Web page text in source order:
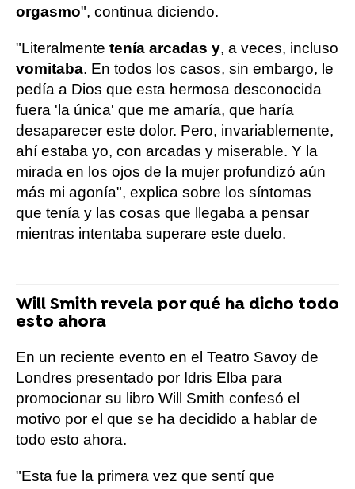
orgasmo", continua diciendo.
"Literalmente tenía arcadas y, a veces, incluso
vomitaba. En todos los casos, sin embargo, le
pedía a Dios que esta hermosa desconocida
fuera 'la única' que me amaría, que haría
desaparecer este dolor. Pero, invariablemente,
ahí estaba yo, con arcadas y miserable. Y la
mirada en los ojos de la mujer profundizó aún
más mi agonía", explica sobre los síntomas
que tenía y las cosas que llegaba a pensar
mientras intentaba superare este duelo.
Will Smith revela por qué ha dicho todo
esto ahora
En un reciente evento en el Teatro Savoy de
Londres presentado por Idris Elba para
promocionar su libro Will Smith confesó el
motivo por el que se ha decidido a hablar de
todo esto ahora.
"Esta fue la primera vez que sentí que